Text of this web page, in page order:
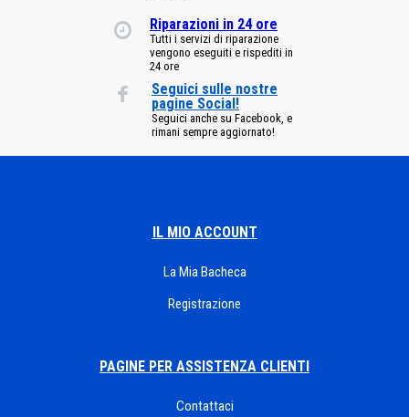
Riparazioni in 24 ore
Tutti i servizi di riparazione
vengono eseguiti e rispediti in
24 ore
Seguici sulle nostre
pagine Social!
Seguici anche su Facebook, e
rimani sempre aggiornato!
IL MIO ACCOUNT
La Mia Bacheca
Registrazione
PAGINE PER ASSISTENZA CLIENTI
Contattaci